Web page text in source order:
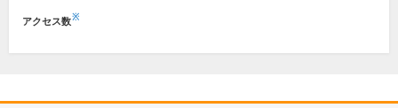
アクセス数※